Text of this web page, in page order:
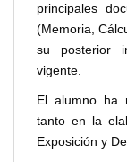
principales
(Memoria,
su posterior
vigente.
El alumno ha
tanto en la
Exposición y